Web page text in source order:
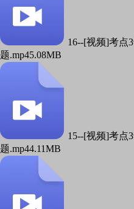
16--[视频]考点
题.mp45.08MB
15--[视频]考点
题.mp44.11MB